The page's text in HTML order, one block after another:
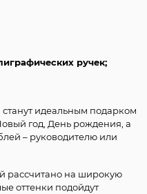
ручек;
идеальным подарком
год, День рождения, а
– руководителю или
рассчитано на широкую
оттенки подойдут